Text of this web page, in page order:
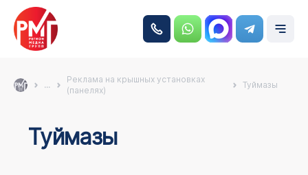
...
Реклама на крышных установках
(панелях)
Туймазы
Туймазы